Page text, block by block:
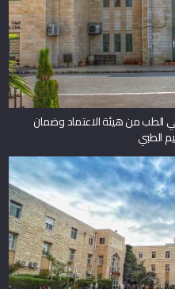
الطب من هيئة الاعتماد وضمان
الطبي